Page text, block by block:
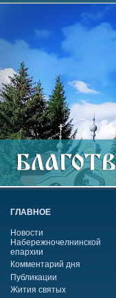
ГЛАВНОЕ
Новости
Набережночелнинской
епархии
Комментарий дня
Публикации
Жития святых